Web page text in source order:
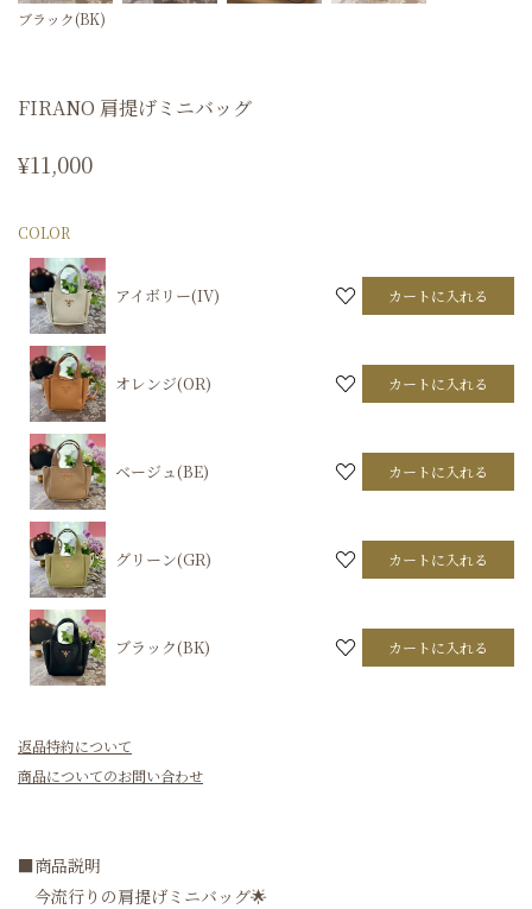
ブラック(BK)
FIRANO 肩提げミニバッグ
¥11,000
COLOR
アイボリー(IV) カートに入れる
オレンジ(OR) カートに入れる
ベージュ(BE) カートに入れる
グリーン(GR) カートに入れる
ブラック(BK) カートに入れる
返品特約について
商品についてのお問い合わせ
■商品説明
今流行りの肩提げミニバッグ🌟